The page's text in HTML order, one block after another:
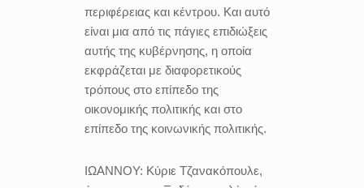
περιφέρειας και κέντρου. Και αυτό
είναι μια από τις πάγιες επιδιώξεις
αυτής της κυβέρνησης, η οποία
εκφράζεται με διαφορετικούς
τρόπους στο επίπεδο της
οικονομικής πολιτικής και στο
επίπεδο της κοινωνικής πολιτικής.
ΙΩΑΝΝΟΥ: Kύριε Τζανακόπουλε,